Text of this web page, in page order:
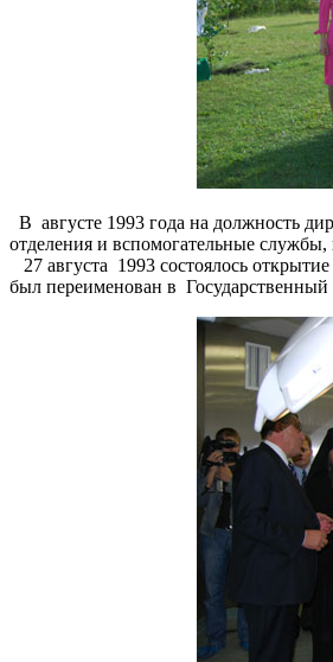
В августе 1993 года на должность
отделения и вспомогательные
27 августа 1993 состоялось
был переименован в